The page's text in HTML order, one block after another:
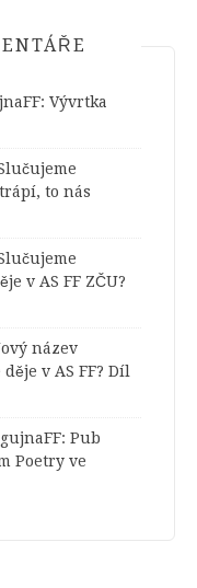
: Vývrtka
to nás
v AS FF ZČU?
název
děje v AS FF? Díl
: Pub
Poetry ve